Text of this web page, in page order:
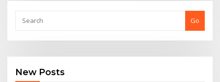
Go
New Posts